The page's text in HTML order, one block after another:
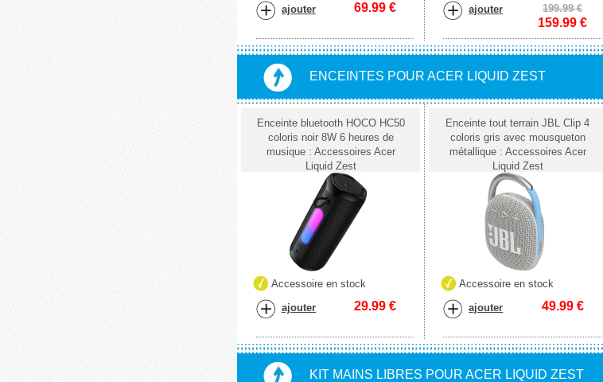
ajouter 69.99 € ajouter 199.99 €
159.99 €
ENCEINTES POUR ACER LIQUID ZEST
Enceinte bluetooth HOCO HC50
coloris noir 8W 6 heures de
musique : Accessoires Acer
Liquid Zest
Accessoire en stock
ajouter 29.99 €
Enceinte tout terrain JBL Clip 4
coloris gris avec mousqueton
métallique : Accessoires Acer
Liquid Zest
Accessoire en stock
ajouter 49.99€
KIT MAINS LIBRES POUR ACER LIQUID ZEST